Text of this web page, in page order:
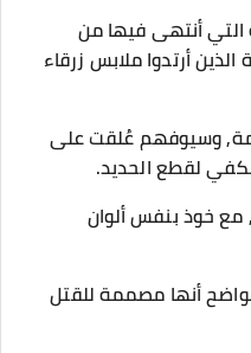
أنتهى فيها من
أرتدوا ملابس زرقاء
وسيوفهم عُلقت على
لقطع الحديد.
مع خوذ بنفس ألوان
أنها مصممة للقتل